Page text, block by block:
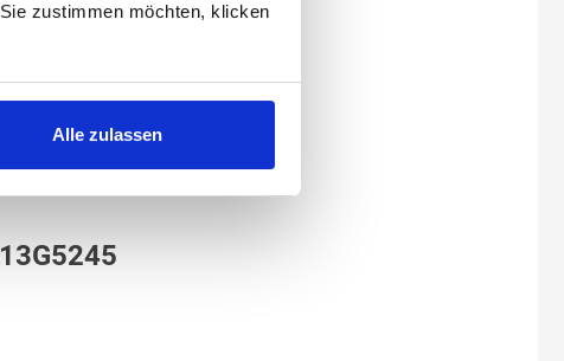
zustimmen möchten, klicken
Alle zulassen